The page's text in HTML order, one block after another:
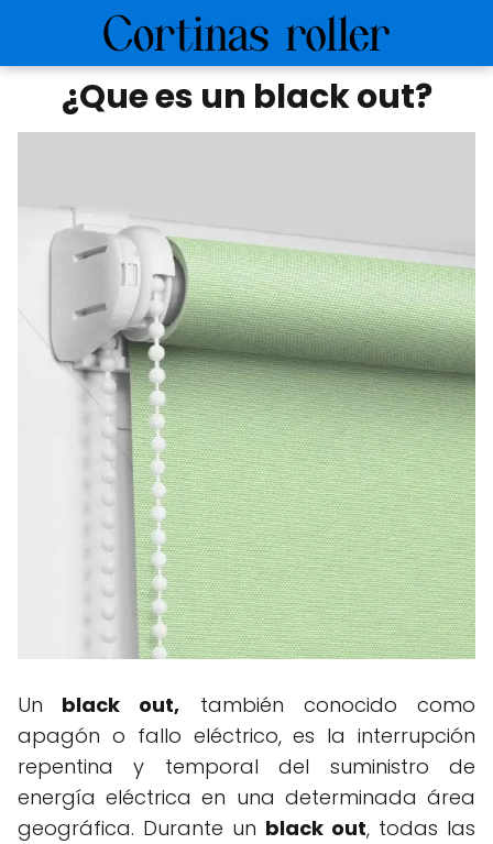
¿Que es un black out?
Un black out, también conocido como
apagón o fallo eléctrico, es la interrupción
repentina y temporal del suministro de
energía eléctrica en una determinada área
geográfica. Durante un black out, todas las